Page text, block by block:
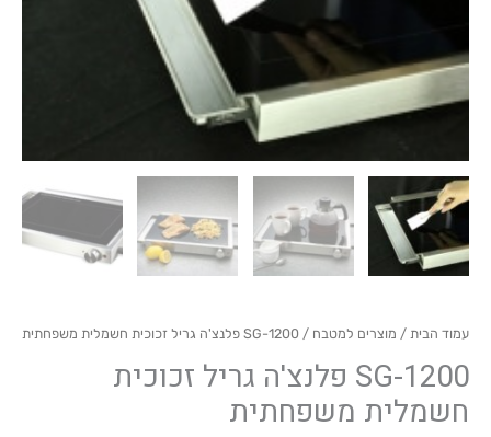
עמוד הבית / מוצרים למטבח / SG-1200 פלנצ'ה גריל זכוכית חשמלית משפחתית
SG-1200 פלנצ'ה גריל זכוכית
חשמלית משפחתית
חשמלית